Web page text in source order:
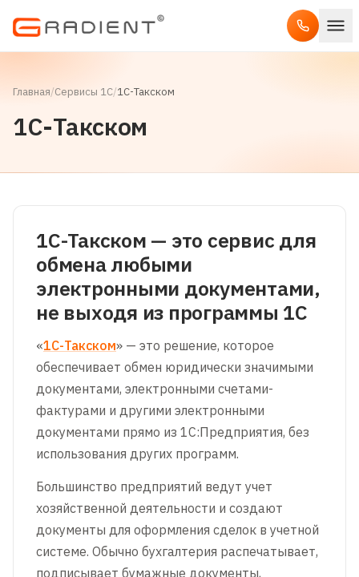
Главная/Сервисы 1С/1С-Такском
1С-Такском
1С-Такском — это сервис для
обмена любыми
электронными документами,
не выходя из программы 1С
«1С-Такском» — это решение, которое
обеспечивает обмен юридически значимыми
документами, электронными счетами-
фактурами и другими электронными
документами прямо из 1С:Предприятия, без
использования других программ.
Большинство предприятий ведут учет
хозяйственной деятельности и создают
документы для оформления сделок в учетной
системе. Обычно бухгалтерия распечатывает,
подписывает бумажные документы,